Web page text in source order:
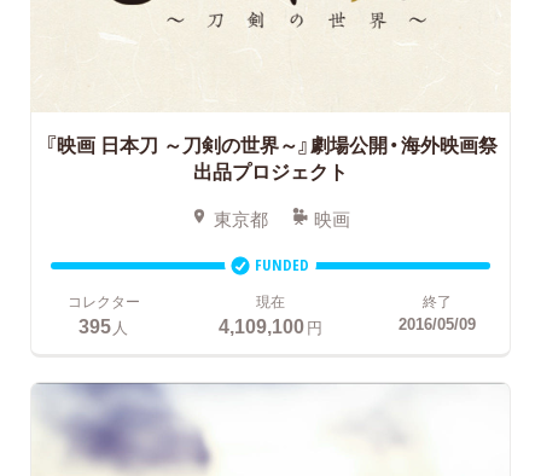
『映画 日本刀 ～刀剣の世界～』劇場公開・海外映画祭
出品プロジェクト
東京都 映画
FUNDED
コレクター
395 人
現在
4,109,100円
終了
2016/05/09